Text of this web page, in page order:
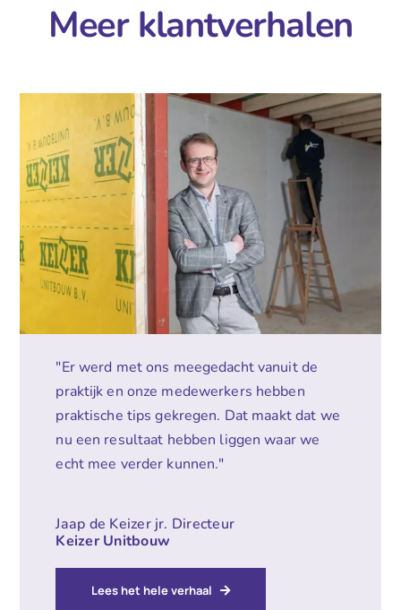
Meer klantverhalen
"Er werd met ons meegedacht vanuit de
praktijk en onze medewerkers hebben
praktische tips gekregen. Dat maakt dat we
nu een resultaat hebben liggen waar we
echt mee verder kunnen."
Jaap de Keizer jr. Directeur
Keizer Unitbouw
Lees het hele verhaal